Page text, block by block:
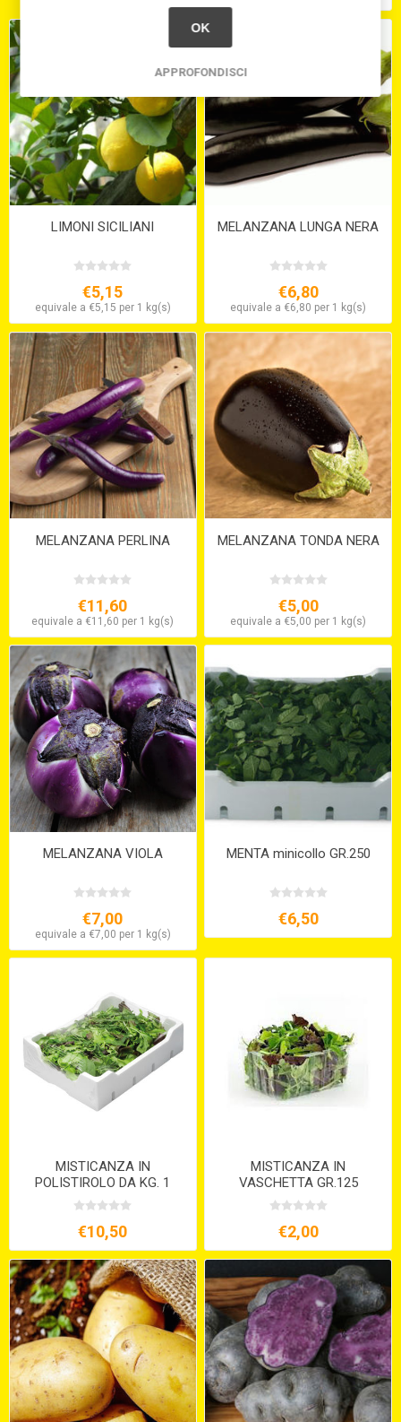
LIMONI SICILIANI
€5,15
equivale a €5,15 per 1 kg(s)
MELANZANA LUNGA NERA
€6,80
equivale a €6,80 per 1 kg(s)
MELANZANA PERLINA
€11,60
equivale a €11,60 per 1 kg(s)
MELANZANA TONDA NERA
€5,00
equivale a €5,00 per 1 kg(s)
MELANZANA VIOLA
€7,00
equivale a €7,00 per 1 kg(s)
MENTA minicollo GR.250
€6,50
MISTICANZA IN
POLISTIROLO DA KG. 1
€10,50
MISTICANZA IN
VASCHETTA GR.125
€2,00
OK
APPROFONDISCI